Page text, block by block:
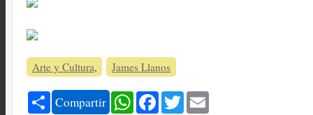
Arte y Cultura James Llanos
Share
Compartir WhatsApp
Facebook
Twitter